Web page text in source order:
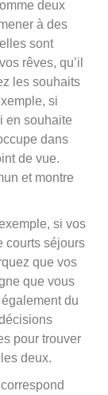
deux
à des
sont
rêves, qu’il
les souhaits
si
en souhaite
dans
de vue.
et montre
si vos
courts séjours
que vos
que vous
du
pour trouver
deux.